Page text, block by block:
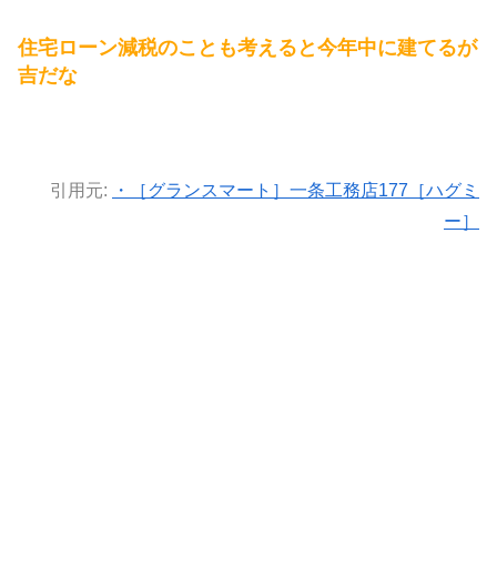
住宅ローン減税のことも考えると今年中に建てるが
吉だな
引用元:
・［グランスマート］一条工務店177［ハグミ
ー］